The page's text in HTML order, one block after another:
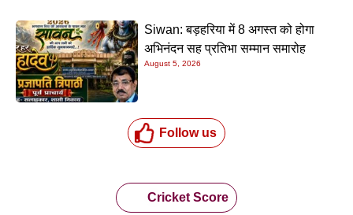
Siwan: बड़हरिया में 8 अगस्त को होगा
अभिनंदन सह प्रतिभा सम्मान समारोह
August 5, 2026
Follow us
Cricket Score